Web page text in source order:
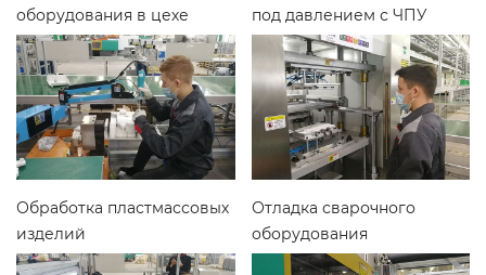
оборудования в цехе
литья под давлением
под давлением с ЧПУ
Обработка пластмассовых
изделий
Отладка сварочного
оборудования